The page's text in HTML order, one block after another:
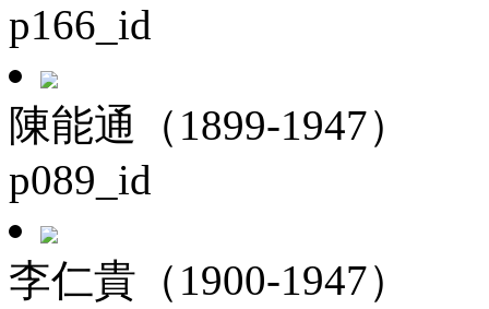
p166_id
陳能通（1899-1947）
p089_id
李仁貴（1900-1947）